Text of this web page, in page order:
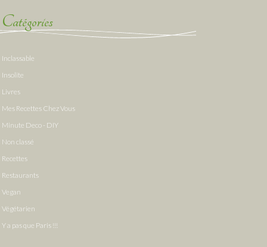
Catégories
Inclassable
Insolite
Livres
Mes Recettes Chez Vous
Minute Deco - DIY
Non classé
Recettes
Restaurants
Vegan
Végétarien
Y a pas que Paris !!!